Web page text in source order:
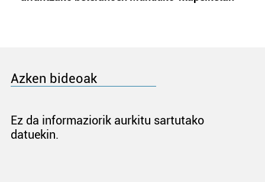
Azken bideoak
Ez da informaziorik aurkitu sartutako
datuekin.